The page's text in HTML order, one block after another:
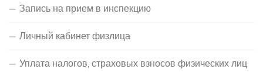
Запись на прием в инспекцию
Личный кабинет физлица
Уплата налогов, страховых взносов физических лиц